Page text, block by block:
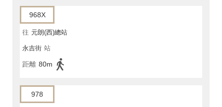
968X
往 元朗(西)總站
永吉街 站
距離 80m
978